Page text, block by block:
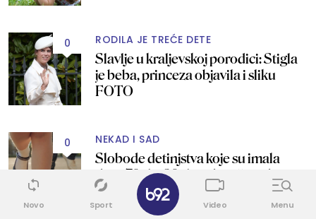
0 RODILA JE TREĆE DETE
Slavlje u kraljevskoj porodici: Stigla
je beba, princeza objavila i sliku
FOTO
0 NEKAD I SAD
Slobode detinjstva koje su imala
deca 70-ih i 80-ih, a današnja deca i
ne znaju za njih
Novo Sport Video Menu
✕